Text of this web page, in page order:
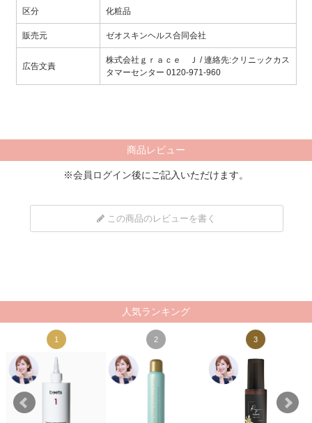
区分 化粧品
販売元 ゼオスキンヘルス合同会社
広告文責
株式会社ｇｒａｃｅ Ｊ / 連絡先:クリニックカス
タマーセンター 0120-971-960
商品レビュー
※会員ログイン後にご記入いただけます。
この商品のレビューを書く
人気ランキング
1 2 3